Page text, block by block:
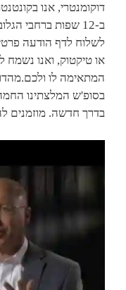
דוקומנטרי, אנו
לשלוח לדף הודעה
או טיקטוק, ואנו נשמח
המתאימה לו
בסופ'ש המלצתינו
בדרך חדשה. מוזמנים